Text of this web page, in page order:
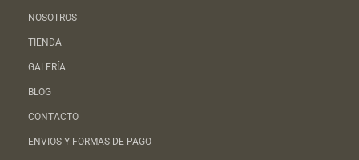
NOSOTROS
TIENDA
GALERÍA
BLOG
CONTACTO
ENVIOS Y FORMAS DE PAGO